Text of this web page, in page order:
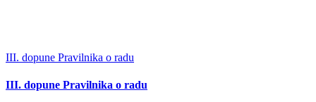
III. dopune Pravilnika o radu
III. dopune Pravilnika o radu